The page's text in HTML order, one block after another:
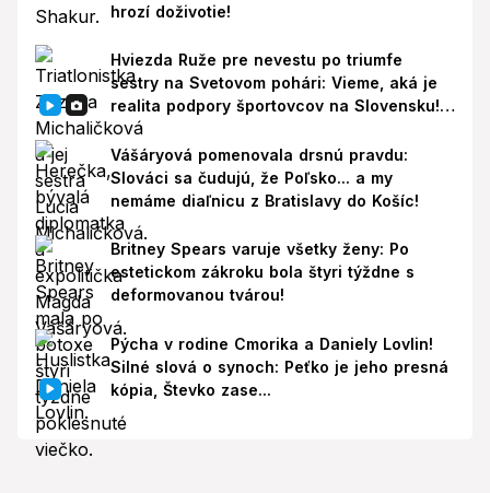
hrozí doživotie!
Hviezda Ruže pre nevestu po triumfe
sestry na Svetovom pohári: Vieme, aká je
realita podpory športovcov na Slovensku!
Prišla reakcia
Vášáryová pomenovala drsnú pravdu:
Slováci sa čudujú, že Poľsko... a my
nemáme diaľnicu z Bratislavy do Košíc!
Britney Spears varuje všetky ženy: Po
estetickom zákroku bola štyri týždne s
deformovanou tvárou!
Pýcha v rodine Cmorika a Daniely Lovlin!
Silné slová o synoch: Peťko je jeho presná
kópia, Števko zase...